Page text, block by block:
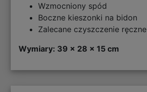
Wzmocniony spód
Boczne kieszonki na bidon
Zalecane czyszczenie ręczne
Wymiary: 39 x 28 x 15 cm